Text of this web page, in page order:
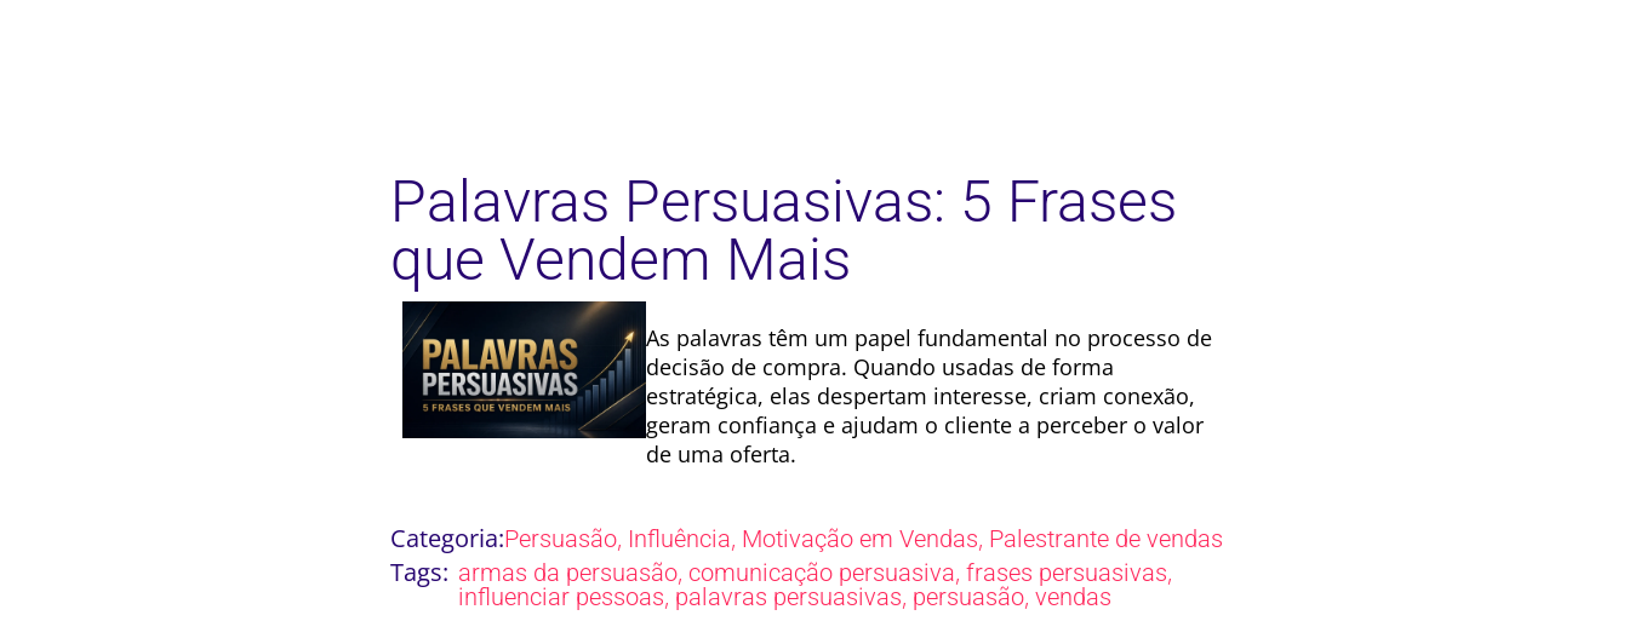
Palavras Persuasivas: 5 Frases
que Vendem Mais
As palavras têm um papel fundamental no processo de
decisão de compra. Quando usadas de forma
estratégica, elas despertam interesse, criam conexão,
geram confiança e ajudam o cliente a perceber o valor
de uma oferta.
Categoria:Persuasão, Influência, Motivação em Vendas, Palestrante de vendas
Tags: armas da persuasão, comunicação persuasiva, frases persuasivas,
influenciar pessoas, palavras persuasivas, persuasão, vendas